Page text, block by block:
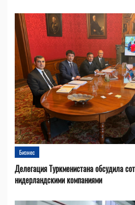
Бизнес
Делегация Туркменистана обсудила
нидерландскими компаниями